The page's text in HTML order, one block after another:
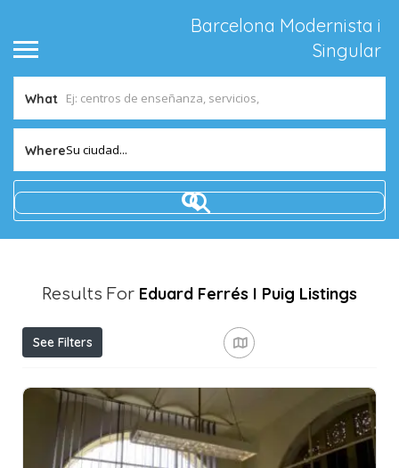
Barcelona Modernista i
Singular
What
WhereSu ciudad...
Results For Eduard Ferrés I Puig Listings
See Filters